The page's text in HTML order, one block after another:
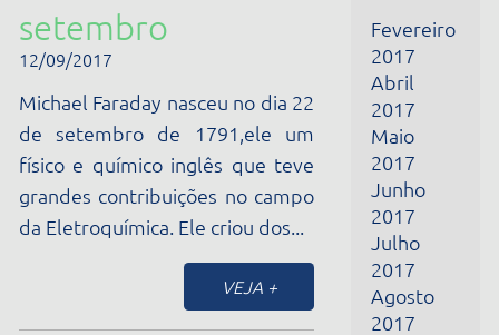
Michael Faraday nasceu no dia 22
de setembro de 1791,ele um
físico e químico inglês que teve
grandes contribuições no campo
da Eletroquímica. Ele criou dos...
VEJA +
Dia Internacional
para a Preservação
2017
Maio
2017
Junho
2017
Julho
2017
Agosto
2017
Setembro
2017
Novembro
2017